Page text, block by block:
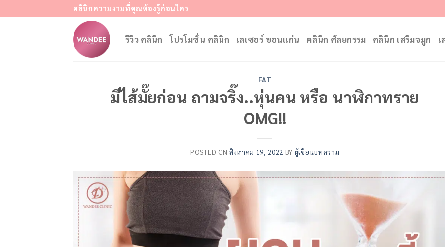
คลินิกความงามที่คุณต้องรู้ก่อนใคร
รีวิว คลินิก โปรโมชั่น คลินิก เลเซอร์ ขอนแก่น คลินิก ศัลยกรรม คลินิก เสริมจมูก
FAT
มีไส้มั๊ยก่อน ถามจริ๊ง..หุ่นคน หรือ นาฬิกาทราย
OMG!!
POSTED ONสิงหาคม 19, 2022 BY ผู้เขียนบทความ